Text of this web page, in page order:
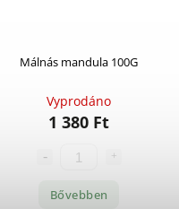
Málnás mandula 100G
Vyprodáno
1 380 Ft
Bővebben